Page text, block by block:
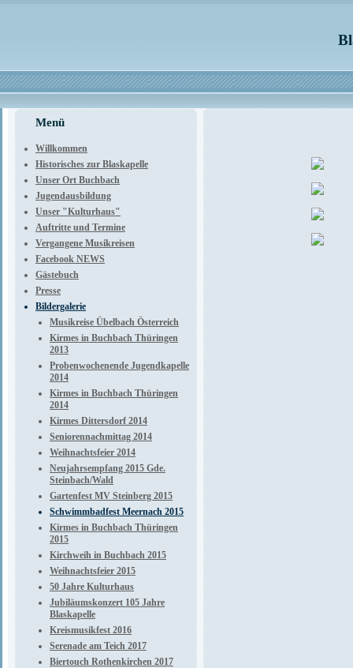
Menü
Willkommen
Historisches zur Blaskapelle
Unser Ort Buchbach
Jugendausbildung
Unser "Kulturhaus"
Auftritte und Termine
Vergangene Musikreisen
Facebook NEWS
Gästebuch
Presse
Bildergalerie
Musikreise Übelbach Österreich
Kirmes in Buchbach Thüringen
2013
Probenwochenende Jugendkapelle
2014
Kirmes in Buchbach Thüringen
2014
Kirmes Dittersdorf 2014
Seniorennachmittag 2014
Weihnachtsfeier 2014
Neujahrsempfang 2015 Gde.
Steinbach/Wald
Gartenfest MV Steinberg 2015
Schwimmbadfest Meernach 2015
Kirmes in Buchbach Thüringen
2015
Kirchweih in Buchbach 2015
Weihnachtsfeier 2015
50 Jahre Kulturhaus
Jubiläumskonzert 105 Jahre
Blaskapelle
Kreismusikfest 2016
Serenade am Teich 2017
Biertouch Rothenkirchen 2017